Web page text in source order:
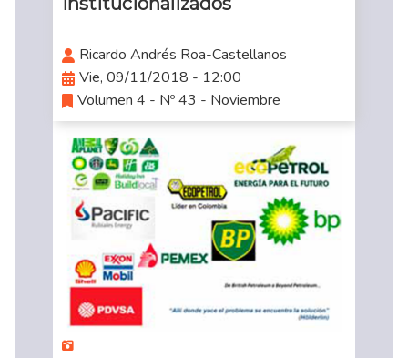
Ricardo Andrés Roa-Castellanos
Vie, 09/11/2018 - 12:00
Volumen 4 - Nº 43 - Noviembre